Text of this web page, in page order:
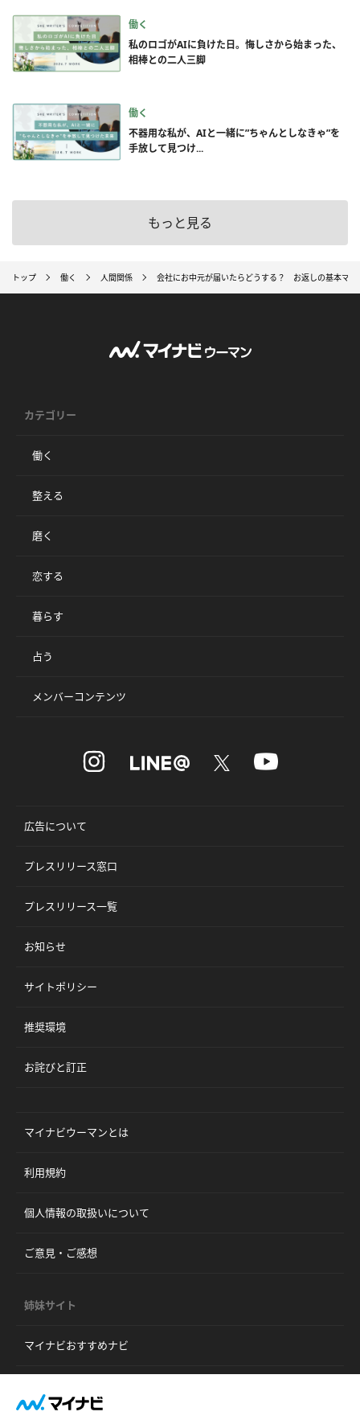
働く
私のロゴがAIに負けた日。悔しさから始まった、
相棒との二人三脚
働く
不器用な私が、AIと一緒に”ちゃんとしなきゃ”を
手放して見つけ...
もっと見る
トップ 働く 人間関係 会社にお中元が届いたらどうする？ お返しの基本マナ
カテゴリー
働く
整える
磨く
恋する
暮らす
占う
メンバーコンテンツ
広告について
プレスリリース窓口
プレスリリース一覧
お知らせ
サイトポリシー
推奨環境
お詫びと訂正
マイナビウーマンとは
利用規約
個人情報の取扱いについて
ご意見・ご感想
姉妹サイト
マイナビおすすめナビ